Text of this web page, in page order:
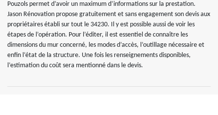
Pouzols permet d’avoir un maximum d’informations sur la prestation.
Jason Rénovation propose gratuitement et sans engagement son devis aux
propriétaires établi sur tout le 34230. Il y est possible aussi de voir les
étapes de l’opération. Pour l’éditer, il est essentiel de connaître les
dimensions du mur concerné, les modes d’accès, l’outillage nécessaire et
enfin l’état de la structure. Une fois les renseignements disponibles,
l’estimation du coût sera mentionné dans le devis.